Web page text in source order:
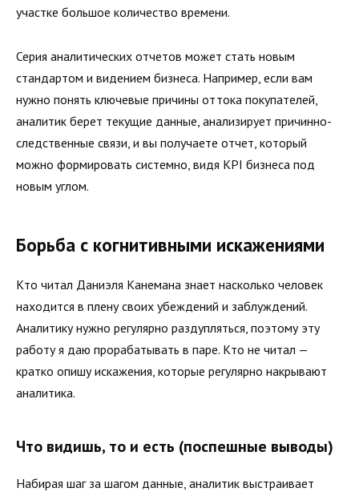
участке большое количество времени.
Серия аналитических отчетов может стать новым
стандартом и видением бизнеса. Например, если вам
нужно понять ключевые причины оттока покупателей,
аналитик берет текущие данные, анализирует причинно-
следственные связи, и вы получаете отчет, который
можно формировать системно, видя KPI бизнеса под
новым углом.
Борьба с когнитивными искажениями
Кто читал Даниэля Канемана знает насколько человек
находится в плену своих убеждений и заблуждений.
Аналитику нужно регулярно раздупляться, поэтому эту
работу я даю прорабатывать в паре. Кто не читал —
кратко опишу искажения, которые регулярно накрывают
аналитика.
Что видишь, то и есть (поспешные выводы)
Набирая шаг за шагом данные, аналитик выстраивает